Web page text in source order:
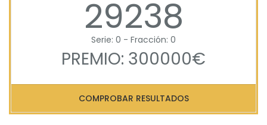
29238
Serie: 0 - Fracción: 0
PREMIO: 300000€
COMPROBAR RESULTADOS